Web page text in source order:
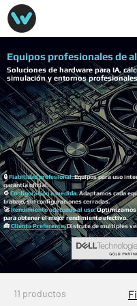
Equipos profesionales de
Soluciones de hardware para IA,
simulación y entornos
🔒Fiabilidad profesional.Equipos para uso
garantía oficial.
⚙️Configuración a medida.Adaptamos cada
trabajo, sin configuraciones cerradas.
🚀Rendimiento adecuado al uso.Optimizamos
para obtener el mejor rendimiento efectivo.
🧰Cliente Preferente. Disfrute de multiples
11 productos